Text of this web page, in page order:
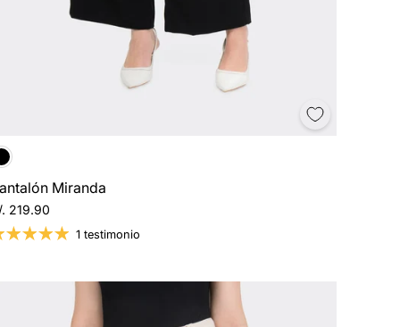
Miranda
. 219.90
1 testimonio
de las